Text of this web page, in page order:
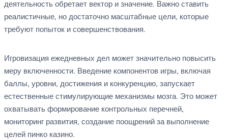
деятельность обретает вектор и значение. Важно ставить
реалистичные, но достаточно масштабные цели, которые
требуют попыток и совершенствования.
Игровизация ежедневных дел может значительно повысить
меру включенности. Введение компонентов игры, включая
баллы, уровни, достижения и конкуренцию, запускает
естественные стимулирующие механизмы мозга. Это может
охватывать формирование контрольных перечней,
мониторинг развития, создание поощрений за выполнение
целей пинко казино.